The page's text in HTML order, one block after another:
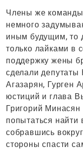
Члены же
немного
иным будущим, то
только лайками в
поддержку жены
сделали
Агазарян, Гурген
юстиций и глава
Григорий
попытаться найти
собравшись
стороны спасти